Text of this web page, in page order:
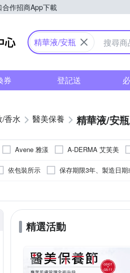
合作招商App下載
Yahoo購物中心
精華液/安瓶
券 登記送
香水 醫美保養 精華液/安瓶
Avene 雅漾 A-DERMA 艾芙美
Repavar 芮培菈
REJURAN 麗珠
依包裝所示 保存期限3年、製造日
一般版：2年,實際依外包裝標示為主；溫
精選活動